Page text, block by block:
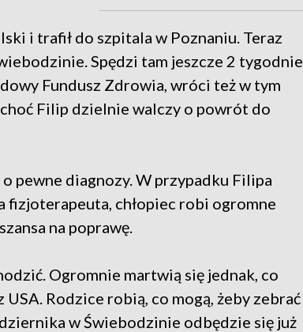
i trafił do szpitala w Poznaniu. Teraz
Spędzi tam jeszcze 2 tygodnie
Fundusz Zdrowia, wróci też w tym
Filip dzielnie walczy o powrót do
pewne diagnozy. W przypadku Filipa
fizjoterapeuta, chłopiec robi ogromne
na poprawę.
Ogromnie martwią się jednak, co
Rodzice robią, co mogą, żeby zebrać
w Świebodzinie odbędzie się już